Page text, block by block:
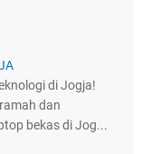
di Jogja!
dan
bekas di Jog...